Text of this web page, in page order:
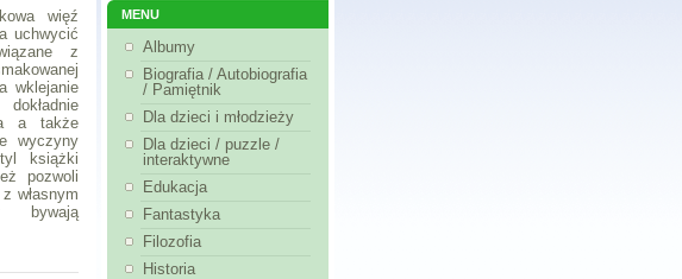
więź
uchwycić
z
wklejanie
a także
wyczyny
książki
pozwoli
własnym
MENU
Albumy
Biografia / Autobiografia
/ Pamiętnik
Dla dzieci i młodzieży
Dla dzieci / puzzle /
interaktywne
Edukacja
Fantastyka
Filozofia
Historia